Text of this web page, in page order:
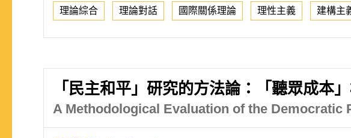
理論綜合 理論對話 國際關係理論 理性主義 建構主
「民主和平」研究的方法論：「聽眾成本
A Methodological Evaluation of the Democratic